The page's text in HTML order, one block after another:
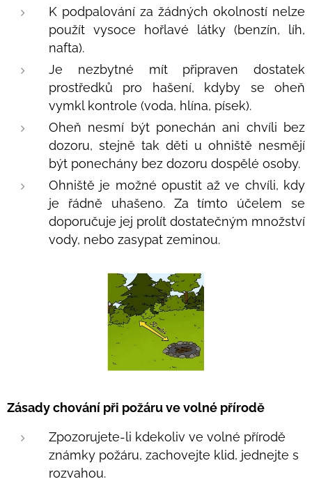
K podpalování za žádných okolností nelze
použít vysoce hořlavé látky (benzín, líh,
nafta).
Je nezbytné mít připraven dostatek
prostředků pro hašení, kdyby se oheň
vymkl kontrole (voda, hlína, písek).
Oheň nesmí být ponechán ani chvíli bez
dozoru, stejně tak děti u ohniště nesmějí
být ponechány bez dozoru dospělé osoby.
Ohniště je možné opustit až ve chvíli, kdy
je řádně uhašeno. Za tímto účelem se
doporučuje jej prolít dostatečným množství
vody, nebo zasypat zeminou.
Zásady chování při požáru ve volné přírodě
Zpozorujete-li kdekoliv ve volné přírodě
známky požáru, zachovejte klid, jednejte s
rozvahou.